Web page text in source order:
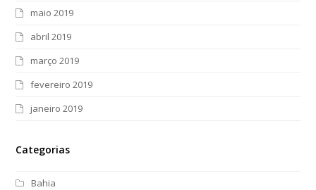
maio 2019
abril 2019
março 2019
fevereiro 2019
janeiro 2019
Categorias
Bahia